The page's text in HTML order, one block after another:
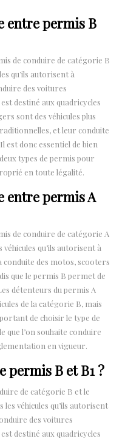
entre permis B
de conduire de catégorie B
qu’ils autorisent à
des voitures
destiné aux quadricycles
sont des véhicules plus
et leur conduite
est donc essentiel de bien
types de permis pour
en toute légalité.
entre permis A
de conduire de catégorie A
qu’ils autorisent à
conduite des motos, scooters
que le permis B permet de
détenteurs du permis A
de la catégorie B, mais
de choisir le type de
que l’on souhaite conduire
en vigueur.
permis B et B1 ?
de catégorie B et le
véhicules qu’ils autorisent
des voitures
destiné aux quadricycles